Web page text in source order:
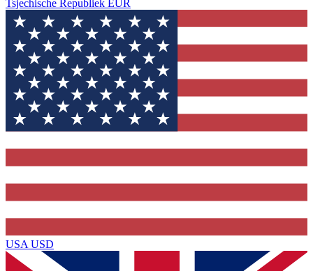
Tsjechische Republiek EUR
USA USD